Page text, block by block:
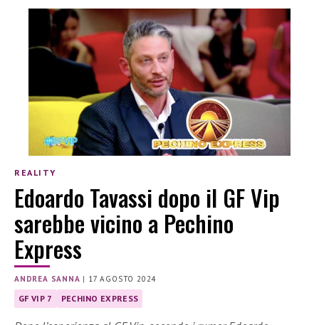
REALITY
Edoardo Tavassi dopo il GF Vip
sarebbe vicino a Pechino
Express
ANDREA SANNA | 17 AGOSTO 2024
GF VIP 7 PECHINO EXPRESS